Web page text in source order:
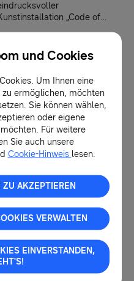
„Code of
integriert Microsoft Copilot in
2025er TVs und Smart
Ära des Heimkinos:
präsentiert weltweit
Micro RGB-TV
für die vernetzte Zukunft:
stärkt Fachhandel
individuellen
2025: Samsung
und Cookies
Um Ihnen eine
ermöglichen, möchten
Sie können wählen,
oder eigene
Für weitere
Sie auch unsere
Cookie-Hinweis lesen.
ZU AKZEPTIEREN
VERWALTEN
EINVERSTANDEN,